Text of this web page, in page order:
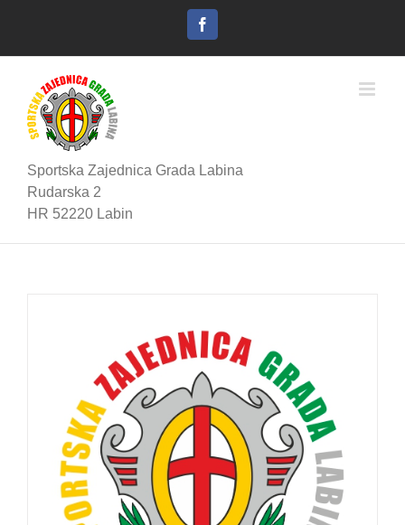
Facebook
Sportska Zajednica Grada Labina
Rudarska 2
HR 52220 Labin